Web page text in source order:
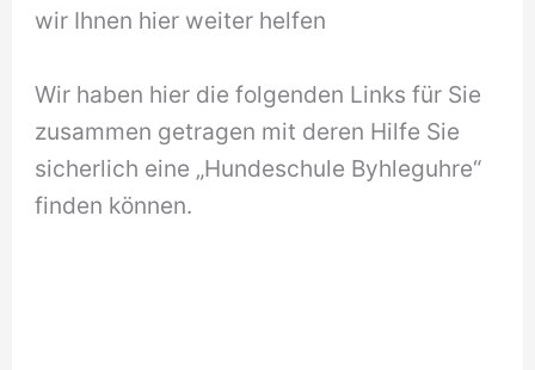
wir Ihnen hier weiter helfen
Wir haben hier die folgenden Links für Sie
zusammen getragen mit deren Hilfe Sie
sicherlich eine „Hundeschule Byhleguhre“
finden können.